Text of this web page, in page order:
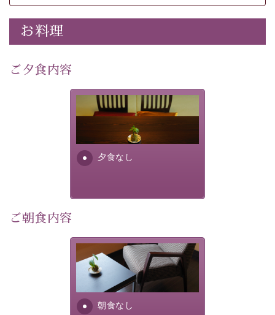
まで）」をご利用ください。
上諏訪温泉しんゆでは、30日前までのご予約で、5%割
意しております。
諏訪湖の穏やかな景色、心身を解きほぐす温泉、そして
温かいおもてなし。ご滞在を楽しみに待つ日々が旅をよ
り特別なものにしてくれます。
早めのご予約で、お得に癒しのひとときをお過ごしくだ
個室料亭、貸切風呂のご利用が可能な上、 安心安全にご
滞在いただけるよう
徹底した衛生管理を行っております。
-------------------------------------------------
・宿泊料金5%OFF
お料理
ご夕食内容
夕食なし
夕食なしご夕食を追加される
場合は、二食付きのプランを
お選びくださいませ。
ご朝食内容
朝食なし
朝食なし。ご朝食を付ける場
合は朝食付きのプランをお選
びくださいませ。